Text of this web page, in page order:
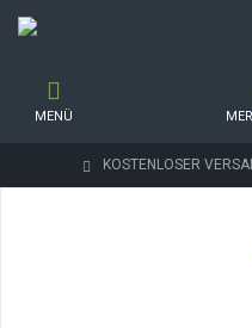
KOSTENLOSER
MENÜ